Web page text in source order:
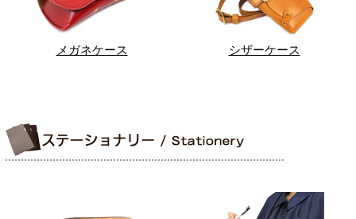
メガネケース シザーケース